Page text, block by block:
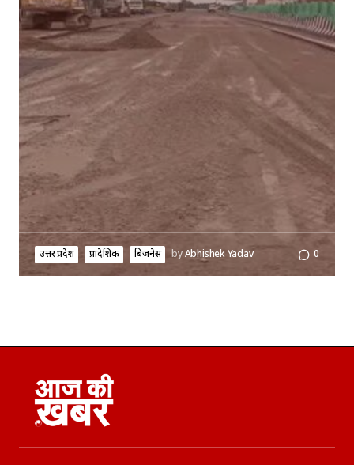
उत्तर प्रदेश प्रादेशिक बिजनेस byAbhishek Yadav 0